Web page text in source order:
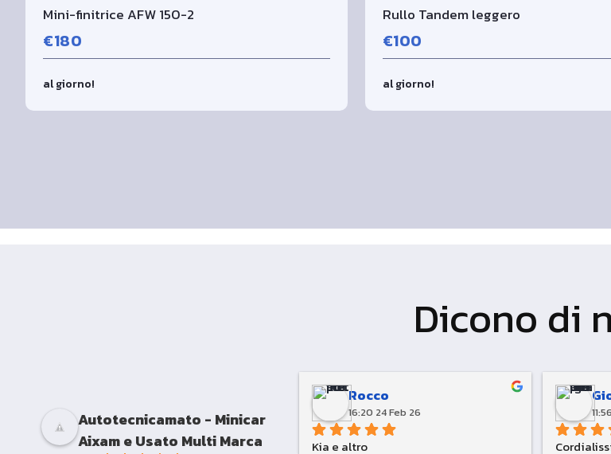
Mini-finitrice AFW 150-2
€180
al giorno!
Rullo Tandem leggero
€100
al giorno!
Dicono di
Autotecnicamato - Minicar
Aixam e Usato Multi Marca
Rocco
16:20 24 Feb 26
Kia e altro